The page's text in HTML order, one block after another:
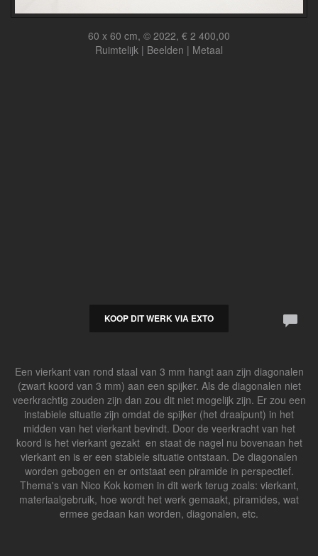
60 x 60 cm, © 2022, € 2 400,00
Ruimtelijk | Beelden | Metaal
KOOP DIT WERK VIA EXTO
Een vierkant van rond staal van 3 mm hangt aan zijn diagonalen
(zwart koord van 3 mm) aan een spijker. Als de diagonalen niet
veerkrachtig zouden zijn dan zou dit niet mogelijk zijn. Er zou een
instabiele situatie zijn omdat de spijker (het draaipunt) in het
midden van het vierkant bevindt. Door de veerkracht van het
koord is het vierkant gezakt en staat de nagel nu bovenaan het
vierkant en is er een stabiele situatie ontstaan. De diagonalen
worden gebogen en er ontstaat een piramide in perspectief.
Thema's van Nico Kok komen in dit werk terug zoals: vierkant,
materiaalgebruik, hoe wordt het werk gemaakt, piramides, wat
ermee gedaan kan worden, diagonalen, etc.